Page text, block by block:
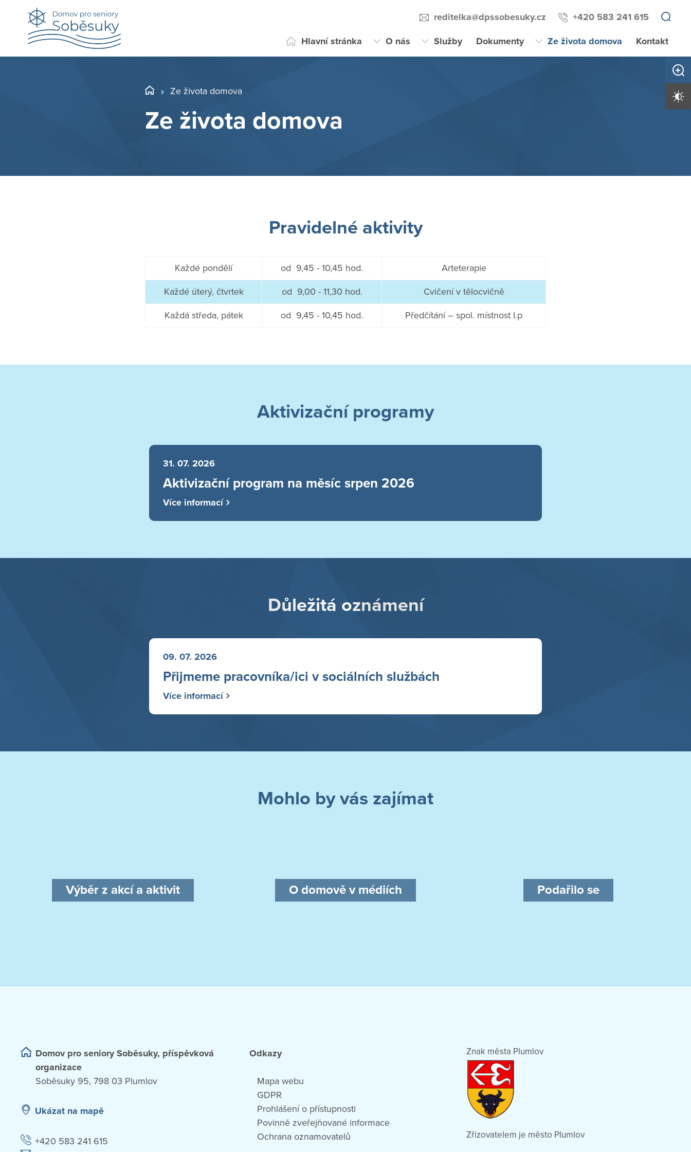
reditelka@dpssobesuky.cz +420 583 241 615
Hlavní stránka O nás Služby Dokumenty Ze života domova Kontakt
Ze života domova
Ze života domova
Pravidelné aktivity
Každé pondělí od 9,45 - 10,45 hod. Arteterapie
Každé úterý, čtvrtek od 9,00 - 11,30 hod. Cvičení v tělocvičně
Každá středa, pátek od 9,45 - 10,45 hod. Předčítání – spol. místnost I.p
Aktivizační programy
31. 07. 2026
Aktivizační program na měsíc srpen 2026
Více informací
Důležitá oznámení
09. 07. 2026
Přijmeme pracovníka/ici v sociálních službách
Více informací
Mohlo by vás zajímat
Výběr z akcí a aktivit O domově v médiích Podařilo se
Domov pro seniory Soběsuky, příspěvková
organizace
Soběsuky 95, 798 03 Plumlov
Ukázat na mapě
+420 583 241 615
Odkazy
Mapa webu
GDPR
Prohlášení o přístupnosti
Povinně zveřejňované informace
Ochrana oznamovatelů
Znak města Plumlov
Zřizovatelem je město Plumlov